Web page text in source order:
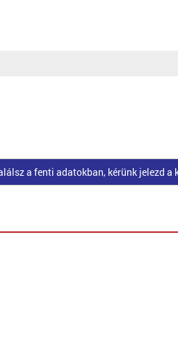
a fenti adatokban, kérünk jelezd a